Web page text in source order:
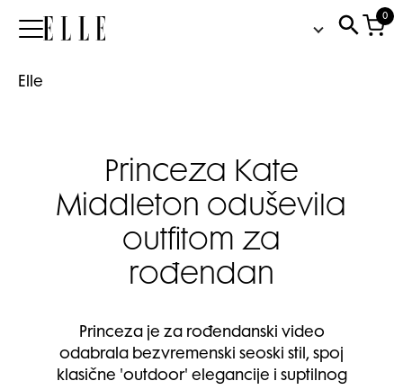
Elle
0
Elle
Princeza Kate
Middleton oduševila
outfitom za
rođendan
Princeza je za rođendanski video
odabrala bezvremenski seoski stil, spoj
klasične 'outdoor' elegancije i suptilnog